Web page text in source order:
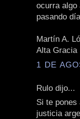
ocurra algo
pasando
Martín A.
Alta Gracia
1 DE
Rulo dijo...
Si te pones
justicia